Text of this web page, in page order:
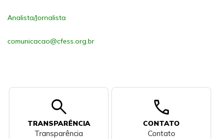
Analista/Jornalista
comunicacao@cfess.org.br
search
TRANSPARÊNCIA
Transparência
call
CONTATO
Contato